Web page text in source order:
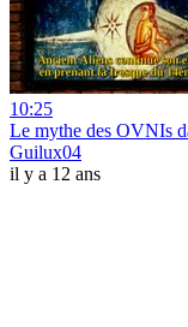
10:25
Le mythe des OVNIs
Guilux04
il y a 12 ans